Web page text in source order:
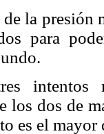
la presión
para
intentos
los dos de
es el mayor